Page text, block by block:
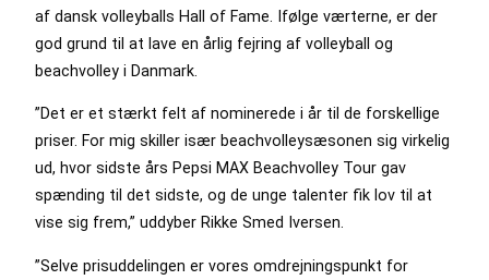
af dansk volleyballs Hall of Fame. Ifølge værterne, er der
god grund til at lave en årlig fejring af volleyball og
beachvolley i Danmark.
”Det er et stærkt felt af nominerede i år til de forskellige
priser. For mig skiller især beachvolleysæsonen sig virkelig
ud, hvor sidste års Pepsi MAX Beachvolley Tour gav
spænding til det sidste, og de unge talenter fik lov til at
vise sig frem,” uddyber Rikke Smed Iversen.
”Selve prisuddelingen er vores omdrejningspunkt for